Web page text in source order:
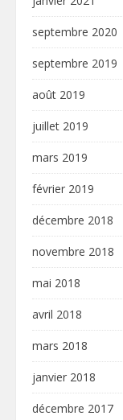
septembre 2020
septembre 2019
août 2019
juillet 2019
mars 2019
février 2019
décembre 2018
novembre 2018
mai 2018
avril 2018
mars 2018
janvier 2018
décembre 2017